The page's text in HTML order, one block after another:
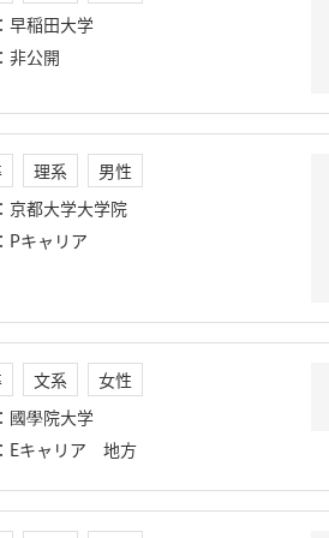
： 早稲田大学
： 非公開
理系
男性
： 京都大学大学院
： Pキャリア
文系
女性
： 國學院大学
： Eキャリア 地方